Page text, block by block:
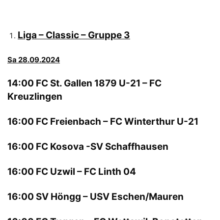
Liga – Classic – Gruppe 3
Sa 28.09.2024
14:00 FC St. Gallen 1879 U-21 – FC
Kreuzlingen
16:00 FC Freienbach – FC Winterthur U-21
16:00 FC Kosova -SV Schaffhausen
16:00 FC Uzwil – FC Linth 04
16:00 SV Höngg – USV Eschen/Mauren